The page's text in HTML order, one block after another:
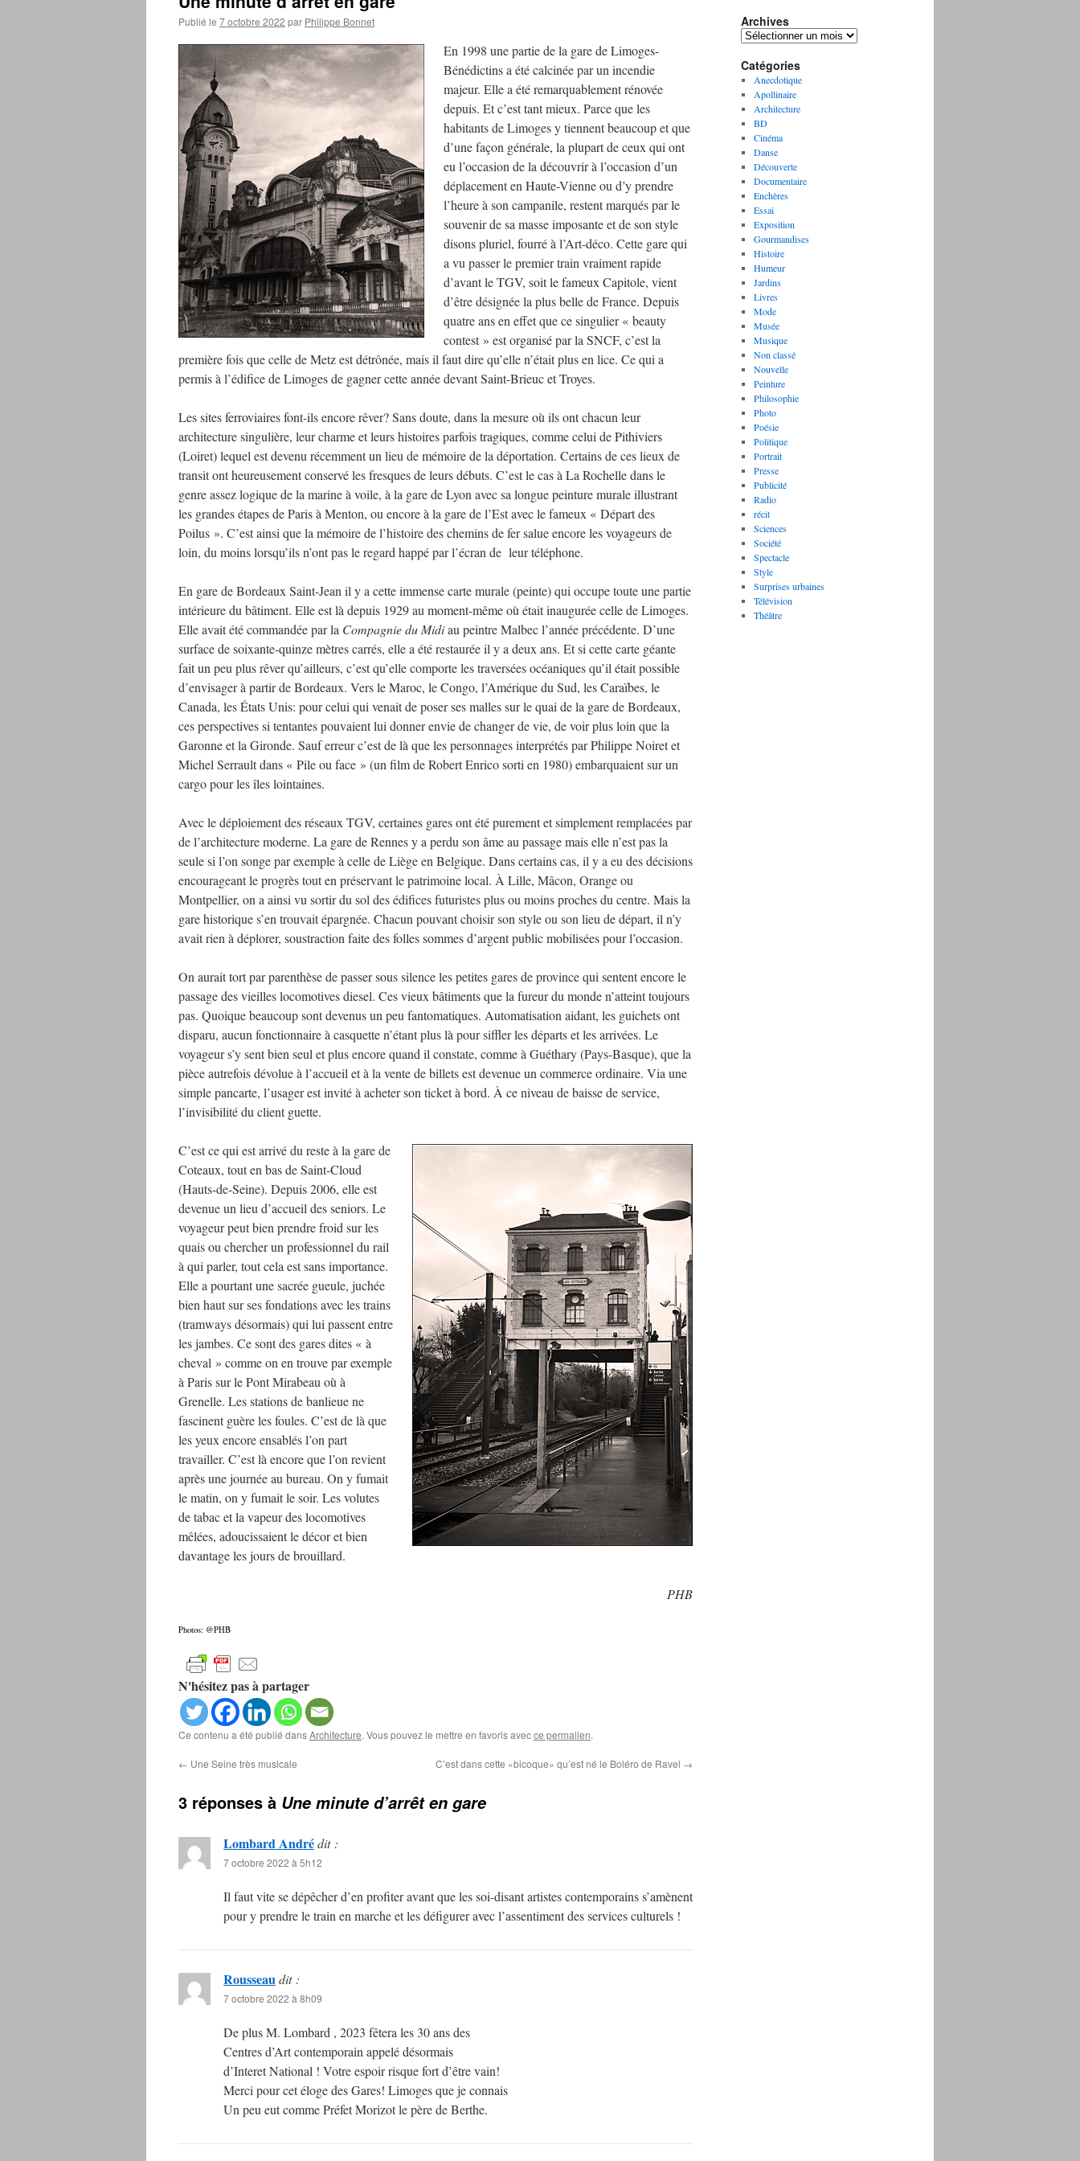
Publié le 7 octobre 2022 par Philippe Bonnet
En 1998 une partie de la gare de Limoges-
Bénédictins a été calcinée par un incendie
majeur. Elle a été remarquablement rénovée
depuis. Et c’est tant mieux. Parce que les
habitants de Limoges y tiennent beaucoup et que
d’une façon générale, la plupart de ceux qui ont
eu l’occasion de la découvrir à l’occasion d’un
déplacement en Haute-Vienne ou d’y prendre
l’heure à son campanile, restent marqués par le
souvenir de sa masse imposante et de son style
disons pluriel, fourré à l’Art-déco. Cette gare qui
a vu passer le premier train vraiment rapide
d’avant le TGV, soit le fameux Capitole, vient
d’être désignée la plus belle de France. Depuis
quatre ans en effet que ce singulier « beauty
contest » est organisé par la SNCF, c’est la
première fois que celle de Metz est détrônée, mais il faut dire qu’elle n’était plus en lice. Ce qui a
permis à l’édifice de Limoges de gagner cette année devant Saint-Brieuc et Troyes.
Les sites ferroviaires font-ils encore rêver? Sans doute, dans la mesure où ils ont chacun leur
architecture singulière, leur charme et leurs histoires parfois tragiques, comme celui de Pithiviers
(Loiret) lequel est devenu récemment un lieu de mémoire de la déportation. Certains de ces lieux de
transit ont heureusement conservé les fresques de leurs débuts. C’est le cas à La Rochelle dans le
genre assez logique de la marine à voile, à la gare de Lyon avec sa longue peinture murale illustrant
les grandes étapes de Paris à Menton, ou encore à la gare de l’Est avec le fameux « Départ des
Poilus ». C’est ainsi que la mémoire de l’histoire des chemins de fer salue encore les voyageurs de
loin, du moins lorsqu’ils n’ont pas le regard happé par l’écran de leur téléphone.
En gare de Bordeaux Saint-Jean il y a cette immense carte murale (peinte) qui occupe toute une partie
intérieure du bâtiment. Elle est là depuis 1929 au moment-même où était inaugurée celle de Limoges.
Elle avait été commandée par la Compagnie du Midiau peintre Malbec l’année précédente. D’une
surface de soixante-quinze mètres carrés, elle a été restaurée il y a deux ans. Et si cette carte géante
fait un peu plus rêver qu’ailleurs, c’est qu’elle comporte les traversées océaniques qu’il était possible
d’envisager à partir de Bordeaux. Vers le Maroc, le Congo, l’Amérique du Sud, les Caraïbes, le
Canada, les États Unis: pour celui qui venait de poser ses malles sur le quai de la gare de Bordeaux,
ces perspectives si tentantes pouvaient lui donner envie de changer de vie, de voir plus loin que la
Garonne et la Gironde. Sauf erreur c’est de là que les personnages interprétés par Philippe Noiret et
Michel Serrault dans « Pile ou face » (un film de Robert Enrico sorti en 1980) embarquaient sur un
cargo pour les îles lointaines.
Avec le déploiement des réseaux TGV, certaines gares ont été purement et simplement remplacées par
de l’architecture moderne. La gare de Rennes y a perdu son âme au passage mais elle n’est pas la
seule si l’on songe par exemple à celle de Liège en Belgique. Dans certains cas, il y a eu des décisions
encourageant le progrès tout en préservant le patrimoine local. À Lille, Mâcon, Orange ou
Montpellier, on a ainsi vu sortir du sol des édifices futuristes plus ou moins proches du centre. Mais la
gare historique s’en trouvait épargnée. Chacun pouvant choisir son style ou son lieu de départ, il n’y
avait rien à déplorer, soustraction faite des folles sommes d’argent public mobilisées pour l’occasion.
On aurait tort par parenthèse de passer sous silence les petites gares de province qui sentent encore le
passage des vieilles locomotives diesel. Ces vieux bâtiments que la fureur du monde n’atteint toujours
pas. Quoique beaucoup sont devenus un peu fantomatiques. Automatisation aidant, les guichets ont
disparu, aucun fonctionnaire à casquette n’étant plus là pour siffler les départs et les arrivées. Le
voyageur s’y sent bien seul et plus encore quand il constate, comme à Guéthary (Pays-Basque), que la
pièce autrefois dévolue à l’accueil et à la vente de billets est devenue un commerce ordinaire. Via une
simple pancarte, l’usager est invité à acheter son ticket à bord. À ce niveau de baisse de service,
l’invisibilité du client guette.
C’est ce qui est arrivé du reste à la gare de
Coteaux, tout en bas de Saint-Cloud
(Hauts-de-Seine). Depuis 2006, elle est
devenue un lieu d’accueil des seniors. Le
voyageur peut bien prendre froid sur les
quais ou chercher un professionnel du rail
à qui parler, tout cela est sans importance.
Elle a pourtant une sacrée gueule, juchée
bien haut sur ses fondations avec les trains
(tramways désormais) qui lui passent entre
les jambes. Ce sont des gares dites « à
cheval » comme on en trouve par exemple
à Paris sur le Pont Mirabeau où à
Grenelle. Les stations de banlieue ne
fascinent guère les foules. C’est de là que
les yeux encore ensablés l’on part
travailler. C’est là encore que l’on revient
après une journée au bureau. On y fumait
le matin, on y fumait le soir. Les volutes
de tabac et la vapeur des locomotives
mêlées, adoucissaient le décor et bien
davantage les jours de brouillard.
PHB
Photos: @PHB
N'hésitez pas à partager
Ce contenu a été publié dansArchitecture. Vous pouvez le mettre en favoris avecce permalien.
← Une Seine très musicale C’est dans cette «bicoque» qu’est né le Boléro de Ravel →
3 réponses à Une minute d’arrêt en gare
Lombard Andrédit :
7 octobre 2022 à 5h12
Il faut vite se dépêcher d’en profiter avant que les soi-disant artistes contemporains s’amènent
pour y prendre le train en marche et les défigurer avec l’assentiment des services culturels !
Rousseaudit :
7 octobre 2022 à 8h09
De plus M. Lombard , 2023 fêtera les 30 ans des
Centres d’Art contemporain appelé désormais
d’Interet National ! Votre espoir risque fort d’être vain!
Merci pour cet éloge des Gares! Limoges que je connais
Un peu eut comme Préfet Morizot le père de Berthe.
Archives
A
c
h
i
v
e
s
Catégories
Anecdotique
Apollinaire
Architecture
BD
Cinéma
Danse
Découverte
Documentaire
Enchères
Essai
Exposition
Gourmandises
Histoire
Humeur
Jardins
Livres
Mode
Musée
Musique
Non classé
Nouvelle
Peinture
Philosophie
Photo
Poésie
Politique
Portrait
Presse
Publicité
Radio
récit
Sciences
Société
Spectacle
Style
Surprises urbaines
Télévision
Théâtre